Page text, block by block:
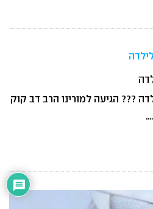
??? הגיעה למורינו הרב דב קוק